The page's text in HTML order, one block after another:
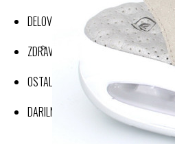
DELOVNA OBLAČILA
ZDRAVJE IN DOBRO POČUTJE
OSTALI IZDELKI
DARILNI BONI